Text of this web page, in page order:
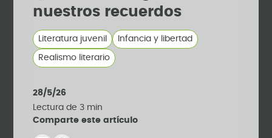
nuestros recuerdos
Literatura juvenil Infancia y libertad
Realismo literario
28/5/26
Lectura de 3 min
Comparte este artículo